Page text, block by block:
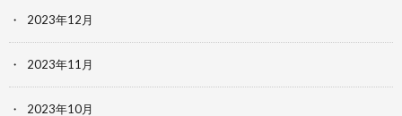
2023年12月
2023年11月
2023年10月